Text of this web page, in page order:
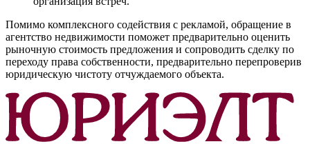
Помимо комплексного содействия с рекламой, обращение в
агентство недвижимости поможет предварительно оценить
рыночную стоимость предложения и сопроводить сделку по
переходу права собственности, предварительно перепроверив
юридическую чистоту отчуждаемого объекта.